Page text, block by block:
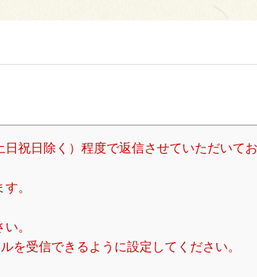
祝日除く）程度で返信させていただいて
。
。
を受信できるように設定してください。